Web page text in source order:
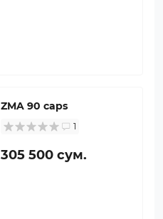
ZMA 90 caps
1
305 500 сум.